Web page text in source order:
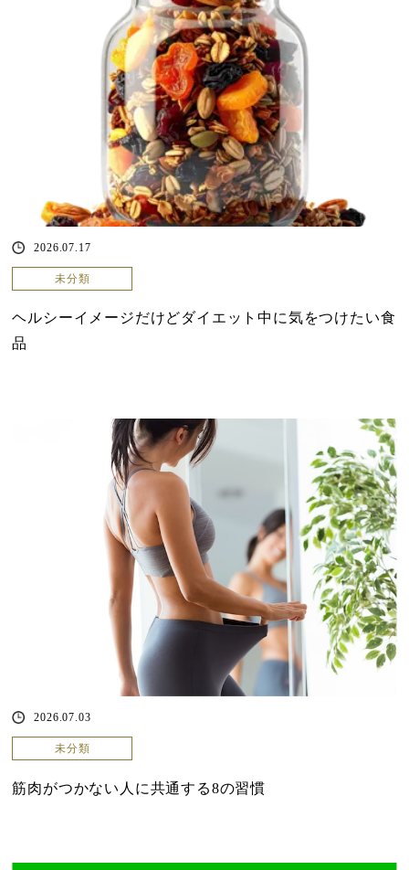
2026.07.17
未分類
ヘルシーイメージだけどダイエット中に気をつけたい食
品
2026.07.03
未分類
筋肉がつかない人に共通する8の習慣